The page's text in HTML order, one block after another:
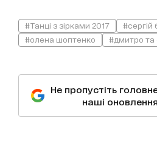
#Танці з зірками 2017
#сергій
#олена шоптенко
#дмитро та
Не пропустіть
наші